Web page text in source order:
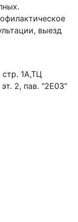
выезд
1А,ТЦ
2, пав. "2E03"